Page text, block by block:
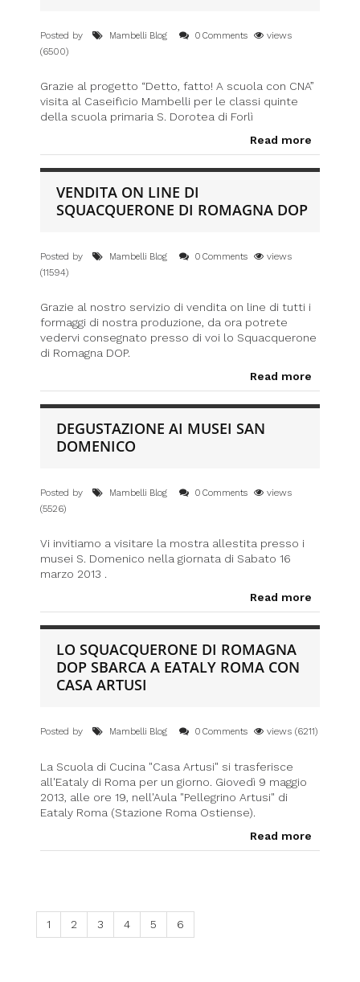
Posted by Mambelli Blog 0 Comments
views
(6500)
Grazie al progetto “Detto, fatto! A scuola con CNA”
visita al Caseificio Mambelli per le classi quinte
della scuola primaria S. Dorotea di Forlì
Read more
VENDITA ON LINE DI
SQUACQUERONE DI ROMAGNA DOP
Posted by Mambelli Blog 0 Comments
views
(11594)
Grazie al nostro servizio di vendita on line di tutti i
formaggi di nostra produzione, da ora potrete
vedervi consegnato presso di voi lo Squacquerone
di Romagna DOP.
Read more
DEGUSTAZIONE AI MUSEI SAN
DOMENICO
Posted by Mambelli Blog 0 Comments
views
(5526)
Vi invitiamo a visitare la mostra allestita presso i
musei S. Domenico nella giornata di Sabato 16
marzo 2013 .
Read more
LO SQUACQUERONE DI ROMAGNA
DOP SBARCA A EATALY ROMA CON
CASA ARTUSI
Posted by Mambelli Blog 0 Comments views (6211)
La Scuola di Cucina "Casa Artusi" si trasferisce
all'Eataly di Roma per un giorno. Giovedì 9 maggio
2013, alle ore 19, nell'Aula "Pellegrino Artusi" di
Eataly Roma (Stazione Roma Ostiense).
Read more
1 2 3 4 5 6